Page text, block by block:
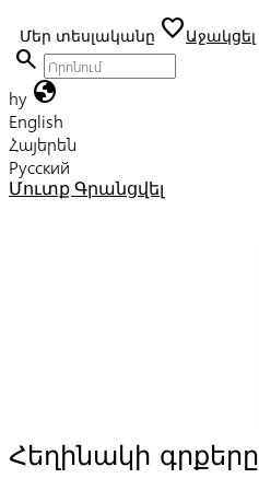
Մեր տեսլականը favoriteԱջակցել
search
hy globe
English
Հայերեն
Русский
Մուտք Գրանցվել
Հեղինակի գրքերը